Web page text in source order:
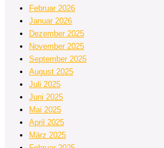
Februar 2026
Januar 2026
Dezember 2025
November 2025
September 2025
August 2025
Juli 2025
Juni 2025
Mai 2025
April 2025
März 2025